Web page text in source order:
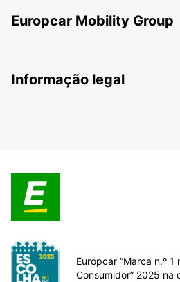
Europcar Mobility Group
Informação legal
Europcar “Marca n.º 1
Consumidor” 2025 na